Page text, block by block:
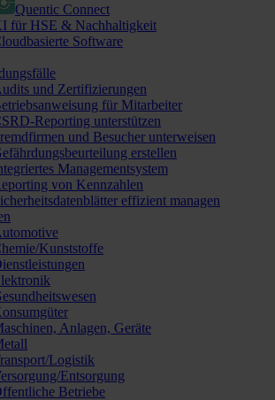
Quentic Connect
für HSE & Nachhaltigkeit
Software
und Zertifizierungen
für Mitarbeiter
Reporting unterstützen
und Besucher unterweisen
erstellen
Managementsystem
von Kennzahlen
effizient managen
Kunststoffe
Anlagen, Geräte
Logistik
Entsorgung
Betriebe